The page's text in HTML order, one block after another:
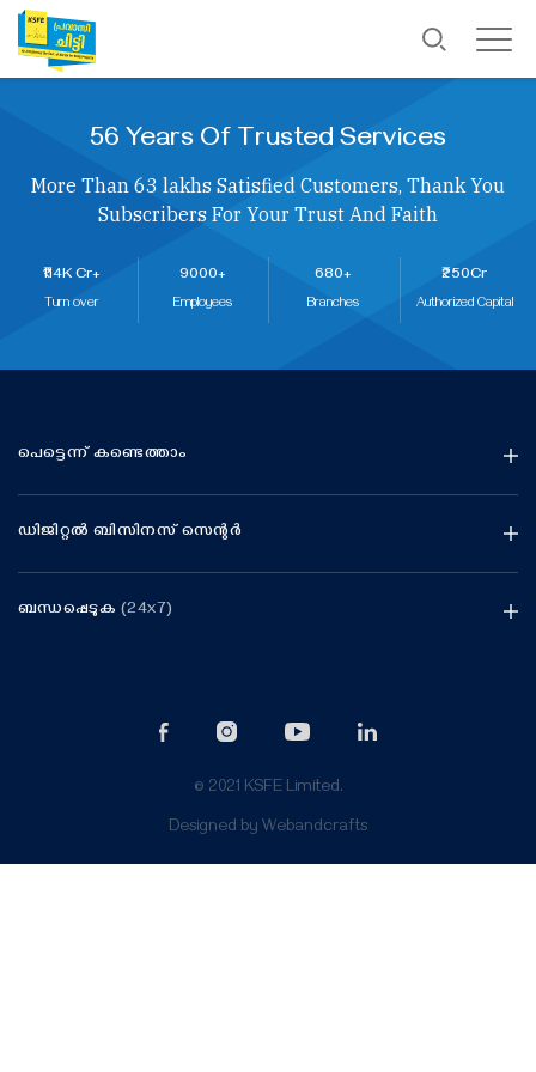
56 Years Of Trusted Services
More Than 63 lakhs Satisfied Customers, Thank You
Subscribers For Your Trust And Faith
₹114K Cr+
Turn over
9000+
Employees
680+
Branches
₹250Cr
Authorized Capital
പെട്ടെന്ന് കണ്ടെത്താം
ഡിജിറ്റൽ ബിസിനസ് സെന്റർ
ബന്ധപ്പെടുക (24x7)
© 2021 KSFE Limited.
Designed by Webandcrafts